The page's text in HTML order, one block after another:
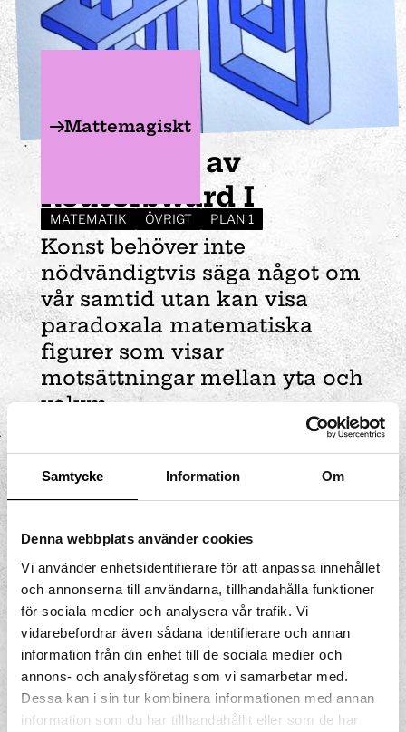
Samtycke Information Om
Denna webbplats använder cookies
Vi använder enhetsidentifierare för att anpassa innehållet
och annonserna till användarna, tillhandahålla funktioner
för sociala medier och analysera vår trafik. Vi
vidarebefordrar även sådana identifierare och annan
information från din enhet till de sociala medier och
annons- och analysföretag som vi samarbetar med.
Dessa kan i sin tur kombinera informationen med annan
information som du har tillhandahållit eller som de har
Mattemagiskt
MATEMATIK ÖVRIGT PLAN 1
Tre balkar av
Reuterswärd I
Konst behöver inte
nödvändigtvis säga något om
vår samtid utan kan visa
paradoxala matematiska
figurer som visar
motsättningar mellan yta och
volym.
Reuterswärd paradoxala figurer som
volym. Bilderna ger ett abstrakt, korrekt
lekfulla fantasiskapelser.